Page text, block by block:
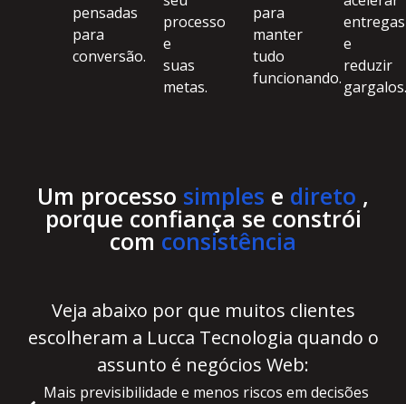
pensadas
para
conversão.
processo
e
suas
metas.
para
manter
tudo
funcionando.
entregas
e
reduzir
gargalos.
Veja abaixo por que muitos clientes
escolheram a Lucca Tecnologia quando o
assunto é negócios Web:
Mais previsibilidade e menos riscos em decisões
Um processo simples e direto ,
porque confiança se constrói
com consistência